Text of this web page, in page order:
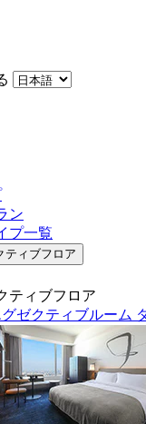
ン
プ一覧
ティブフロア
ティブフロア
ゼクティブルーム